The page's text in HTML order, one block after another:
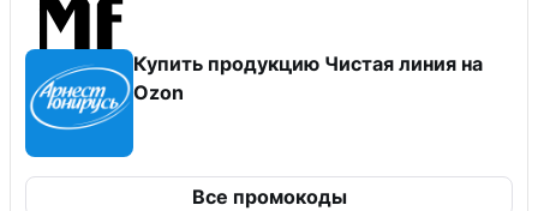
Купить продукцию Чистая линия на
Ozon
Все промокоды